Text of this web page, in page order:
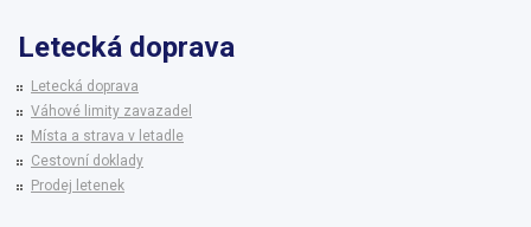
Letecká doprava
Letecká doprava
Váhové limity zavazadel
Místa a strava v letadle
Cestovní doklady
Prodej letenek